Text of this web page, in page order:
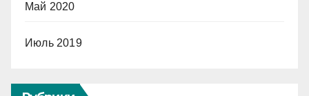
Май 2020
Июль 2019